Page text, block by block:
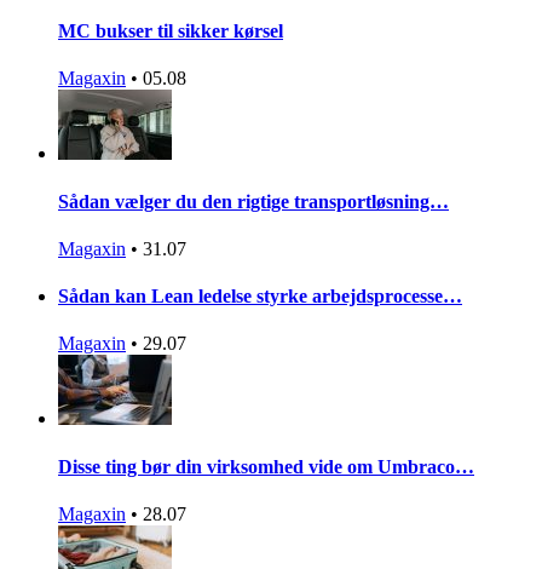
MC bukser til sikker kørsel
Magaxin • 05.08
Sådan vælger du den rigtige transportløsning…
Magaxin • 31.07
Sådan kan Lean ledelse styrke arbejdsprocesse…
Magaxin • 29.07
Disse ting bør din virksomhed vide om Umbraco…
Magaxin • 28.07